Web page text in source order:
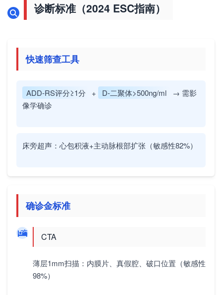
诊断标准（2024 ESC指南）
快速筛查工具
ADD-RS评分≥1分 + D-二聚体>500ng/ml
→ 需影
像学确诊
床旁超声：心包积液+主动脉根部扩张（敏感性82%）
确诊金标准
CTA
薄层1mm扫描：内膜片、真假腔、破口位置（敏感性
98%）